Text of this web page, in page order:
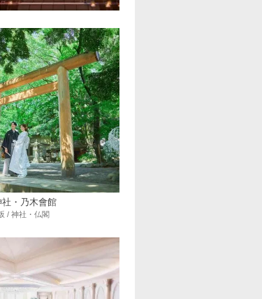
社・乃木會館
/ 神社・仏閣